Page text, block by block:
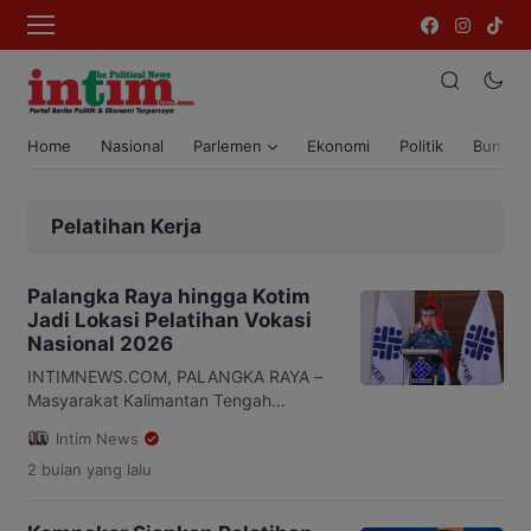
Home Nasional Parlemen Ekonomi Politik Bumi
Pelatihan Kerja
Palangka Raya hingga Kotim
Jadi Lokasi Pelatihan Vokasi
Nasional 2026
INTIMNEWS.COM, PALANGKA RAYA –
Masyarakat Kalimantan Tengah
Vokasi Nasional (PVN) 2026 Batch 2
yang diselenggarakan Kementerian
Intim News
2 bulan yang lalu